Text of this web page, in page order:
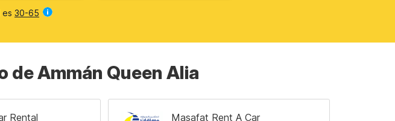
es 30-65
de Ammán Queen Alia
Rental Masafat Rent A Car